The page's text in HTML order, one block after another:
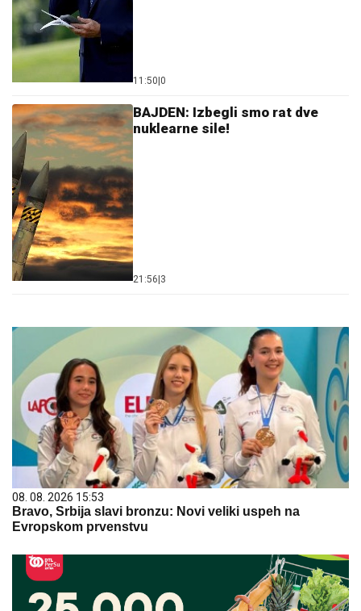
11:50 0
BAJDEN: Izbegli smo rat dve
nuklearne sile!
21:56 3
08. 08. 2026 15:53
Bravo, Srbija slavi bronzu: Novi veliki uspeh na
Evropskom prvenstvu